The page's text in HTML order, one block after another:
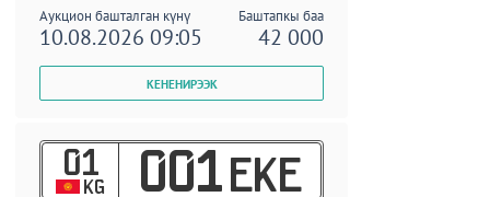
Аукцион башталган күнү Баштапкы баа
10.08.2026 09:05 42 000
01
KG 001 EKE